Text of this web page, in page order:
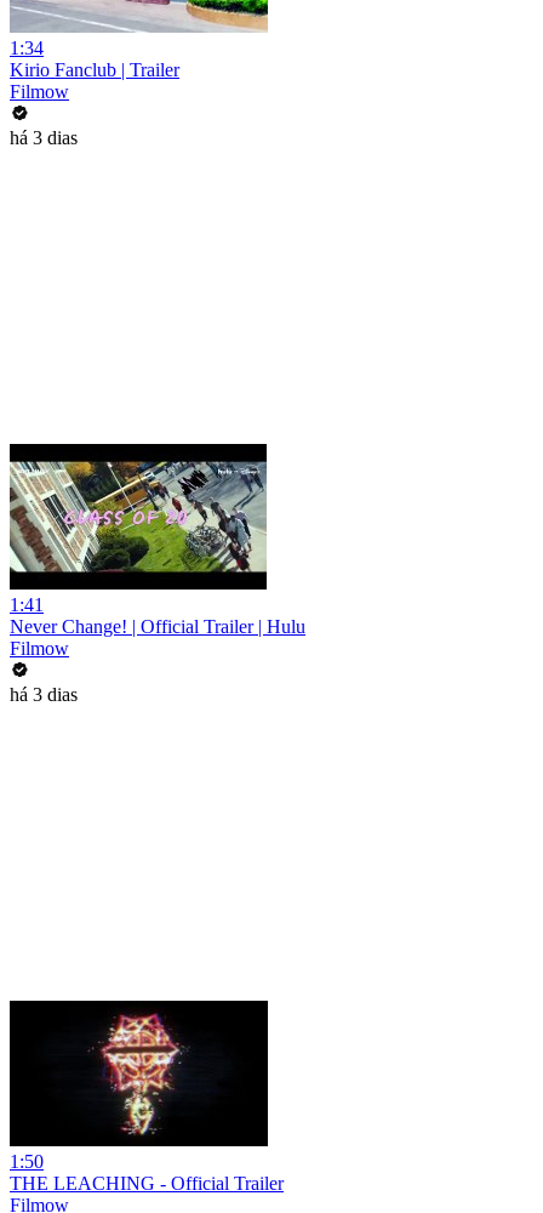
1:34
Kirio Fanclub | Trailer
Filmow
há 3 dias
1:41
Never Change! | Official Trailer | Hulu
Filmow
há 3 dias
1:50
THE LEACHING - Official Trailer
Filmow